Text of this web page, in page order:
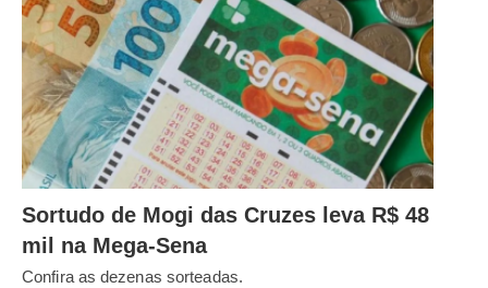
Sortudo de Mogi das Cruzes leva R$ 48
mil na Mega-Sena
Confira as dezenas sorteadas.